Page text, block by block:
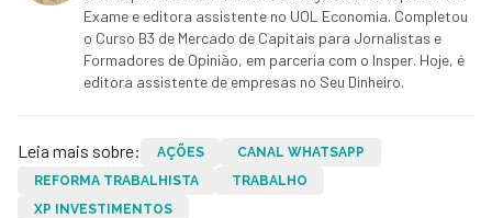
Exame e editora assistente no UOL Economia. Completou
o Curso B3 de Mercado de Capitais para Jornalistas e
Formadores de Opinião, em parceria com o Insper. Hoje, é
editora assistente de empresas no Seu Dinheiro.
Leia mais sobre: AÇÕES
CANAL WHATSAPP
REFORMA TRABALHISTA
TRABALHO
XP INVESTIMENTOS